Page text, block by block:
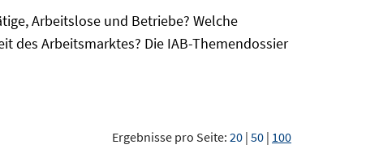
Arbeitslose und Betriebe? Welche
des Arbeitsmarktes? Die IAB-Themendossier
Ergebnisse pro Seite: 20 | 50 | 100